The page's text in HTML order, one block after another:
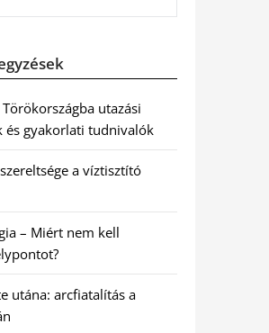
utazási
és gyakorlati tudnivalók
a víztisztító
– Miért nem kell
utána: arcfiatalítás a